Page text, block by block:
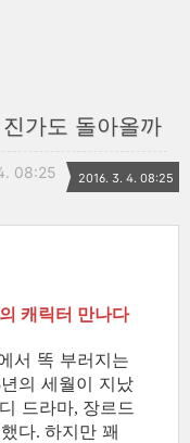
가도 돌아올까
08:25 2016. 3. 4. 08:25
캐릭터 만나다
서 똑 부러지는
년의 세월이 지났
드라마, 장르드
다. 하지만 꽤